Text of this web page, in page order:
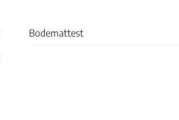
Bodemattest